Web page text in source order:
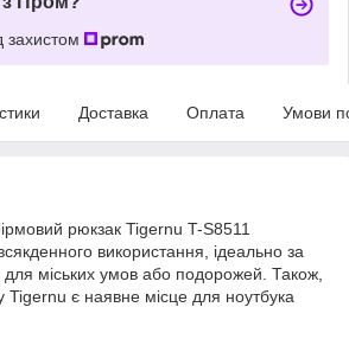
захистом
Доставка Оплата Умови
рюкзак Tigernu T-S8511
використання, ідеально за
для міських умов або подорожей. Також,
є наявне місце для ноутбука